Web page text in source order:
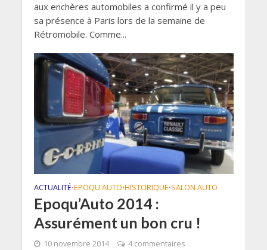
aux enchères automobiles a confirmé il y a peu
sa présence à Paris lors de la semaine de
Rétromobile. Comme...
ACTUALITÉ•EPOQU'AUTO•HISTORIQUE•SALON AUTO
Epoqu’Auto 2014 :
Assurément un bon cru !
10 novembre 2014 4 commentaires